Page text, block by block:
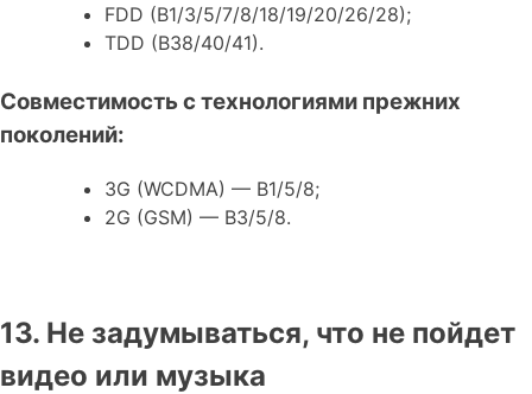
FDD (B1/3/5/7/8/18/19/20/26/28);
TDD (B38/40/41).
Совместимость с технологиями прежних
поколений:
3G (WCDMA) — B1/5/8;
2G (GSM) — B3/5/8.
13. Не задумываться, что не пойдет
видео или музыка